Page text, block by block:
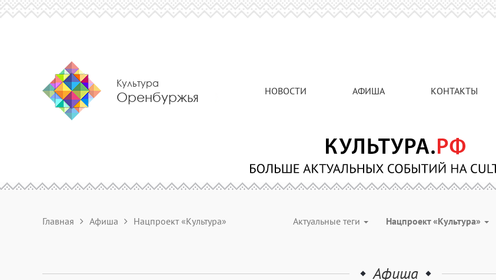
Культура
Оренбуржья НОВОСТИ АФИША КОНТАКТЫ
Главная Афиша Нацпроект «Культура» Актуальные теги Нацпроект «Культура»
Афиша